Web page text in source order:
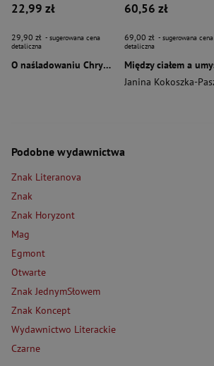
22,99 zł
29,90 zł - sugerowana cena
detaliczna
O naśladowaniu Chrystusa wyd. 2026
60,56 zł
69,00 zł - sugerowana cena
detaliczna
Podobne wydawnictwa
Znak Literanova
Znak
Znak Horyzont
Mag
Egmont
Otwarte
Znak JednymSłowem
Znak Koncept
Wydawnictwo Literackie
Czarne